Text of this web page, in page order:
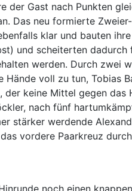
der Gast nach Punkten
Das neu formierte
klar und bauten
und scheiterten dadurch
werden. Durch zwei
voll zu tun, Tobias
keine Mittel gegen das
nach fünf
stärker werdende
vordere Paarkreuz
noch einen